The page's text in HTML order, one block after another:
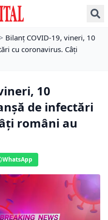
Bilanţ COVID-19, vineri, 10
cu coronavirus. Câţi
10
de infectări
români au
WhatsApp